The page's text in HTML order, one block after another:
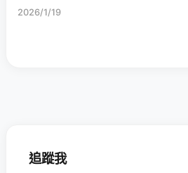
2026/1/19
追蹤我